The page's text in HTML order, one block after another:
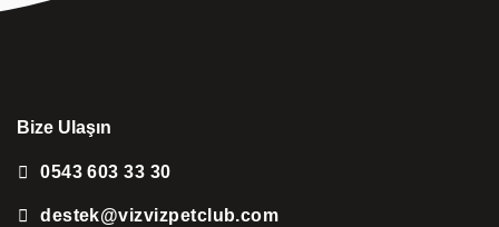
Bize Ulaşın
0543 603 33 30
destek@vizvizpetclub.com